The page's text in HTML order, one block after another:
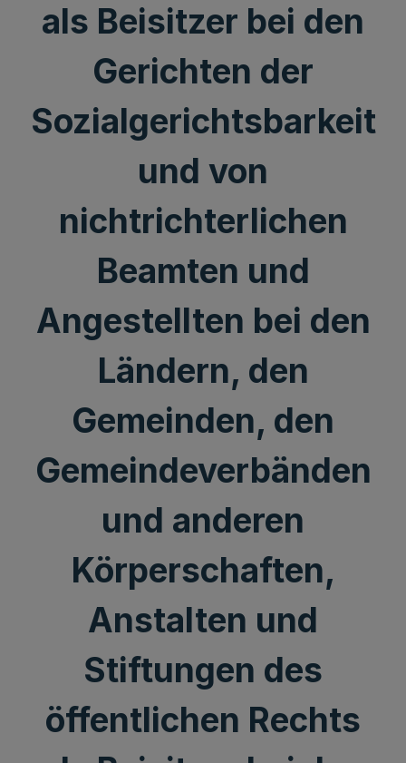
als Beisitzer bei den
Gerichten der
Sozialgerichtsbarkeit
und von
nichtrichterlichen
Beamten und
Angestellten bei den
Ländern, den
Gemeinden, den
Gemeindeverbänden
und anderen
Körperschaften,
Anstalten und
Stiftungen des
öffentlichen Rechts